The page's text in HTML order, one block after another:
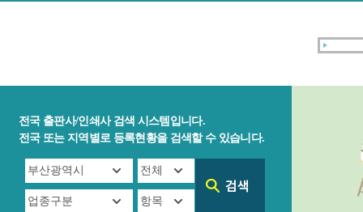
전국 출판사/인쇄사 검색 시스템입니다.
전국 또는 지역별로 등록현황을 검색할 수 있습니다.